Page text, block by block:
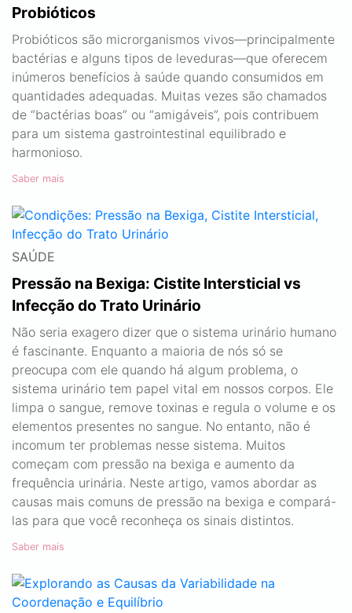
Probióticos
Probióticos são microrganismos vivos—principalmente
bactérias e alguns tipos de leveduras—que oferecem
inúmeros benefícios à saúde quando consumidos em
quantidades adequadas. Muitas vezes são chamados
de “bactérias boas” ou “amigáveis”, pois contribuem
para um sistema gastrointestinal equilibrado e
harmonioso.
Saber mais
SAÚDE
Pressão na Bexiga: Cistite Intersticial vs
Infecção do Trato Urinário
Não seria exagero dizer que o sistema urinário humano
é fascinante. Enquanto a maioria de nós só se
preocupa com ele quando há algum problema, o
sistema urinário tem papel vital em nossos corpos. Ele
limpa o sangue, remove toxinas e regula o volume e os
elementos presentes no sangue. No entanto, não é
incomum ter problemas nesse sistema. Muitos
começam com pressão na bexiga e aumento da
frequência urinária. Neste artigo, vamos abordar as
causas mais comuns de pressão na bexiga e compará-
las para que você reconheça os sinais distintos.
Saber mais